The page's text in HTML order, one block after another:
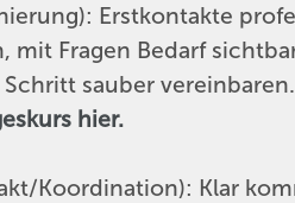
Erstkontakte
Fragen Bedarf
sauber vereinbaren.
hier.
Koordination): Klar